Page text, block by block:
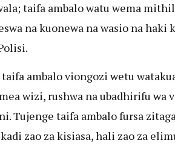
taifa ambalo watu wema
na kuonewa na wasio na haki
ambalo viongozi wetu
wizi, rushwa na ubadhirifu wa
Tujenge taifa ambalo fursa
zao za kisiasa, hali zao za